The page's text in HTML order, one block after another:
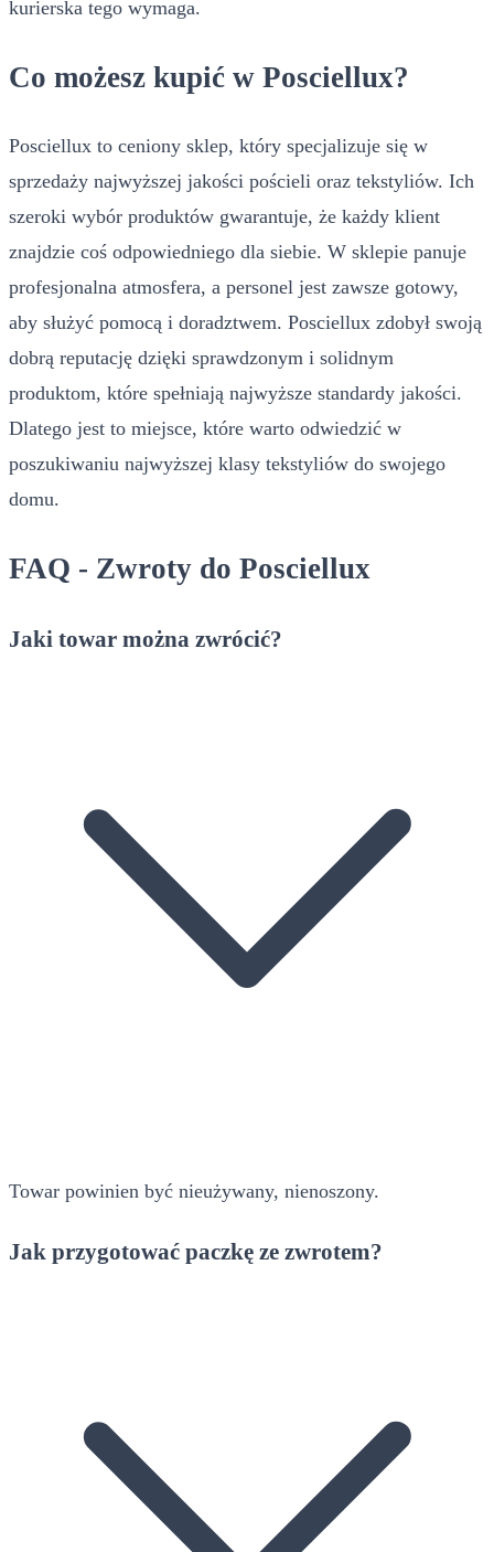
kurierska tego wymaga.
Co możesz kupić w Posciellux?
Posciellux to ceniony sklep, który specjalizuje się w
sprzedaży najwyższej jakości pościeli oraz tekstyliów. Ich
szeroki wybór produktów gwarantuje, że każdy klient
znajdzie coś odpowiedniego dla siebie. W sklepie panuje
profesjonalna atmosfera, a personel jest zawsze gotowy,
aby służyć pomocą i doradztwem. Posciellux zdobył swoją
dobrą reputację dzięki sprawdzonym i solidnym
produktom, które spełniają najwyższe standardy jakości.
Dlatego jest to miejsce, które warto odwiedzić w
poszukiwaniu najwyższej klasy tekstyliów do swojego
domu.
FAQ - Zwroty do Posciellux
Jaki towar można zwrócić?
Towar powinien być nieużywany, nienoszony.
Jak przygotować paczkę ze zwrotem?